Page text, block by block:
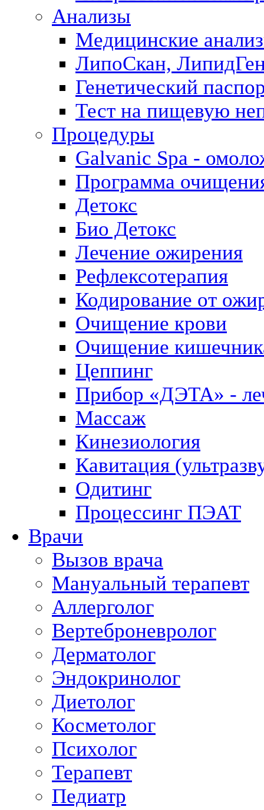
Анализы
Медицинские
ЛипоСкан,
Генетический
Тест на пищевую
Процедуры
Galvanic Spa -
Программа
Детокс
Био Детокс
Лечение ожирения
Рефлексотерапия
Кодирование от
Очищение крови
Очищение
Цеппинг
Прибор «ДЭТА» -
Массаж
Кинезиология
Кавитация
Одитинг
Процессинг ПЭАТ
Врачи
Вызов врача
Мануальный терапевт
Аллерголог
Вертеброневролог
Дерматолог
Эндокринолог
Диетолог
Косметолог
Психолог
Терапевт
Педиатр